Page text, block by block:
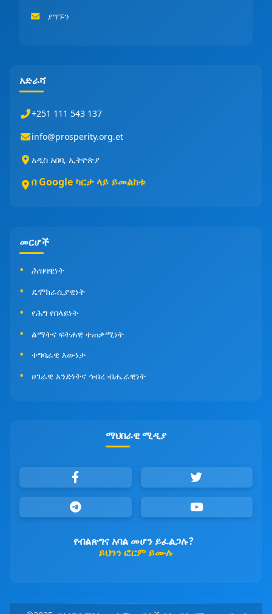
ያግኙን
አድራሻ
+251 111 543 137
info@prosperity.org.et
አዲስ አበባ, ኢትዮጵያ
በ Google ካርታ ላይ ይመልከቱ
መርሆች
ሕዝባዊነት
ዴሞክራሲያዊነት
የሕግ የበላይነት
ልማትና ፍትሐዊ ተጠቃሚነት
ተግባራዊ እውነታ
ሀገራዊ አንድነትና ኅብረ ብሔራዊነት
ማህበራዊ ሚዲያ
የብልጽግና አባል መሆን ይፈልጋሉ?
ይህንን ፎርም ይሙሉ